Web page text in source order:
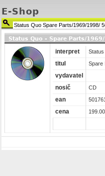
E-Shop
Status Quo - Spare Parts/
interpret
titul Spare
vydavatel
nosič
CD
ean
cena